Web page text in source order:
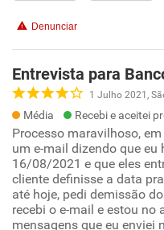
Denunciar
Entrevista para
1 Julho 2021,
Média Recebi e aceitei
Processo maravilhoso,
um e-mail dizendo que
16/08/2021 e que eles
cliente definisse a data
até hoje, pedi demissão
recebi o e-mail e estou no
mensagens que eu enviei